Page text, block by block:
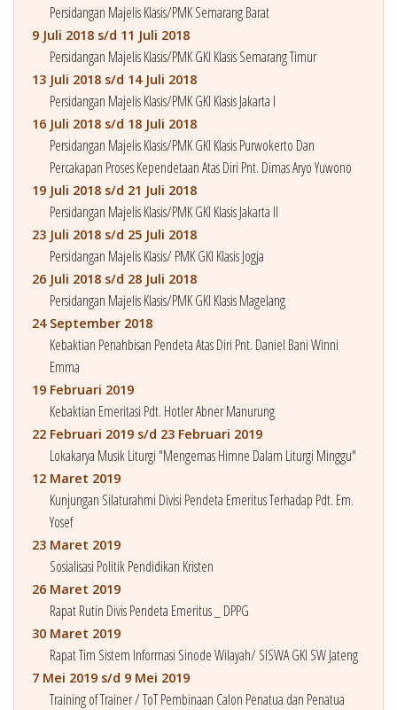
Persidangan Majelis Klasis/PMK Semarang Barat
9 Juli 2018 s/d 11 Juli 2018
Persidangan Majelis Klasis/PMK GKI Klasis Semarang Timur
13 Juli 2018 s/d 14 Juli 2018
Persidangan Majelis Klasis/PMK GKI Klasis Jakarta I
16 Juli 2018 s/d 18 Juli 2018
Persidangan Majelis Klasis/PMK GKI Klasis Purwokerto Dan
Percakapan Proses Kependetaan Atas Diri Pnt. Dimas Aryo Yuwono
19 Juli 2018 s/d 21 Juli 2018
Persidangan Majelis Klasis/PMK GKI Klasis Jakarta II
23 Juli 2018 s/d 25 Juli 2018
Persidangan Majelis Klasis/ PMK GKI Klasis Jogja
26 Juli 2018 s/d 28 Juli 2018
Persidangan Majelis Klasis/PMK GKI Klasis Magelang
24 September 2018
Kebaktian Penahbisan Pendeta Atas Diri Pnt. Daniel Bani Winni
Emma
19 Februari 2019
Kebaktian Emeritasi Pdt. Hotler Abner Manurung
22 Februari 2019 s/d 23 Februari 2019
Lokakarya Musik Liturgi "Mengemas Himne Dalam Liturgi Minggu"
12 Maret 2019
Kunjungan Silaturahmi Divisi Pendeta Emeritus Terhadap Pdt. Em.
Yosef
23 Maret 2019
Sosialisasi Politik Pendidikan Kristen
26 Maret 2019
Rapat Rutin Divis Pendeta Emeritus _ DPPG
30 Maret 2019
Rapat Tim Sistem Informasi Sinode Wilayah/ SISWA GKI SW Jateng
7 Mei 2019 s/d 9 Mei 2019
Training of Trainer / ToT Pembinaan Calon Penatua dan Penatua